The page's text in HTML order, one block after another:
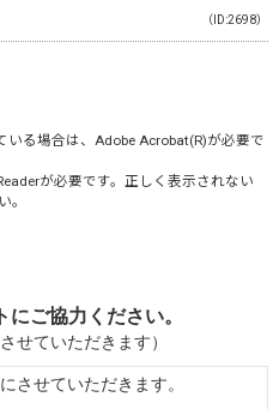
（ID:2698）
る場合は、 Adobe Acrobat(R)が必要で
が必要です。正しく表示されない
。